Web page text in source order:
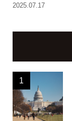
2025.07.17
1